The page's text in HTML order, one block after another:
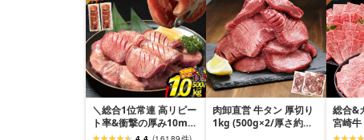
＼総合1位常連 高リピー
ト率&衝撃の厚み10mm
厚切り牛タン 塩味/ ≪ス
肉卸直営 牛タン 厚切り
1kg (500g×2/厚さ約
総合&
宮崎牛
ト (赤